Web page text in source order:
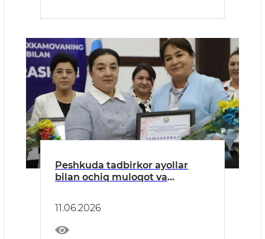
Peshkuda tadbirkor ayollar
bilan ochiq muloqot va
11.06.2026